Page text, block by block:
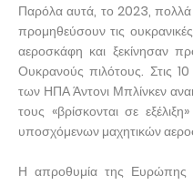
Παρόλα αυτά, το 2023,
προμηθεύσουν τις
αεροσκάφη και ξεκίνησαν
Ουκρανούς πιλότους. Στις
των ΗΠΑ Άντονι Μπλίνκεν
τους «βρίσκονται σε
υποσχόμενων μαχητικών
Η απροθυμία της Ευρώπης